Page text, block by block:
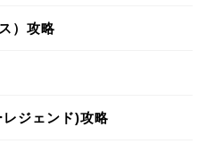
）攻略
ジェンド)攻略